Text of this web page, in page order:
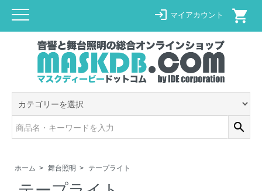
login マイアカウント shopping_cart
search
ホーム > 舞台照明 > テープライト